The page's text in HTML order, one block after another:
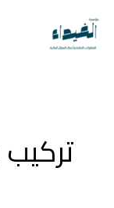
المحتوى